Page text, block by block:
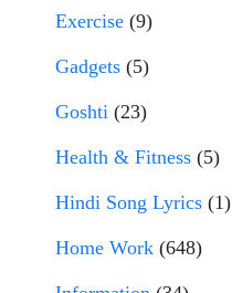
Exercise (9)
Gadgets (5)
Goshti (23)
Health & Fitness (5)
Hindi Song Lyrics (1)
Home Work (648)